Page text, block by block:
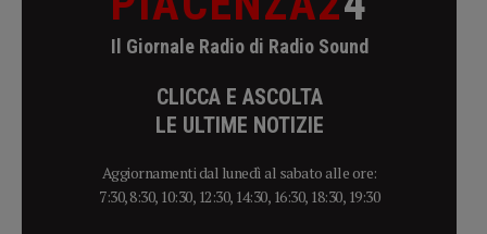
Il Giornale Radio di Radio Sound
CLICCA E ASCOLTA
LE ULTIME NOTIZIE
Aggiornamenti dal lunedì al sabato alle ore:
7:30, 8:30, 10:30, 12:30, 14:30, 16:30, 18:30, 19:30